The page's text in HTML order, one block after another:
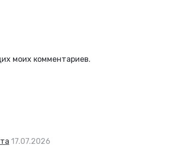
моих комментариев.
17.07.2026